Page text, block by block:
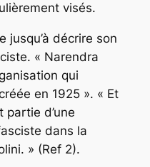
visés.
jusqu’à décrire son
« Narendra
qui
en 1925 ». « Et
d’une
dans la
» (Ref 2).